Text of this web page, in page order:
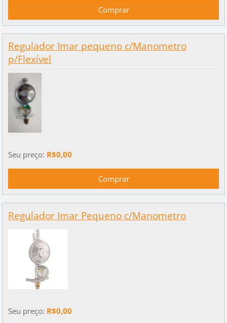
Regulador Imar pequeno c/Manometro
p/Flexível
Seu preço: R$0,00
Regulador Imar Pequeno c/Manometro
Seu preço: R$0,00